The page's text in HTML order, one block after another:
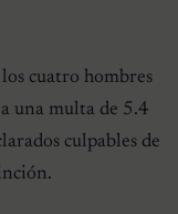
cuatro hombres
una multa de 5.4
culpables de